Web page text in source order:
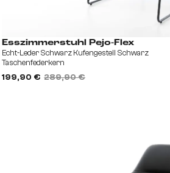
Esszimmerstuhl Pejo-Flex
Echt-Leder Schwarz Kufengestell Schwarz
Taschenfederkern
199,90 € 289,90 €